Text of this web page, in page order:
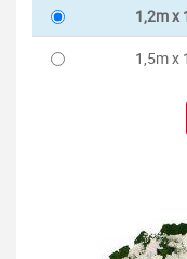
1,2m x
1,5m x